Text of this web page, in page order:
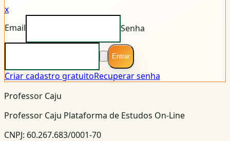
x
Email
Senha
Entrar
Criar cadastro gratuitoRecuperar senha
Professor Caju
Professor Caju Plataforma de Estudos On-Line
CNPJ: 60.267.683/0001-70